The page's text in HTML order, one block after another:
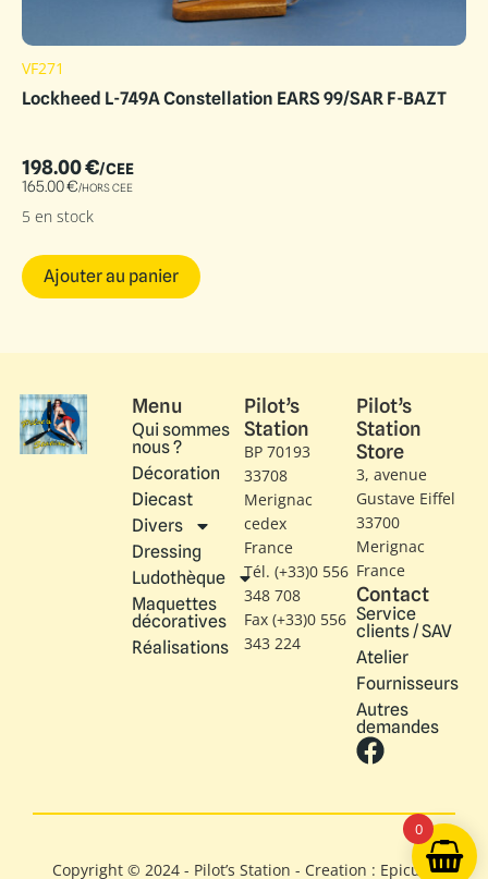
VF271
Lockheed L-749A Constellation EARS 99/SAR F-BAZT
198.00€/CEE
165.00€/HORS CEE
5 en stock
Ajouter au panier
Menu
Qui sommes
nous ?
Décoration
Diecast
Divers
Dressing
Ludothèque
Maquettes
décoratives
Réalisations
Pilot’s
Station
BP 70193
33708
Merignac
cedex
France
Tél. (+33)0 556
348 708
Fax (+33)0 556
343 224
Pilot’s
Station
Store
3, avenue
Gustave Eiffel​
33700
Merignac
France
Contact
Service
clients / SAV
Atelier
Fournisseurs
Autres
demandes
Copyright © 2024 - Pilot’s Station - Creation : Epicure
0